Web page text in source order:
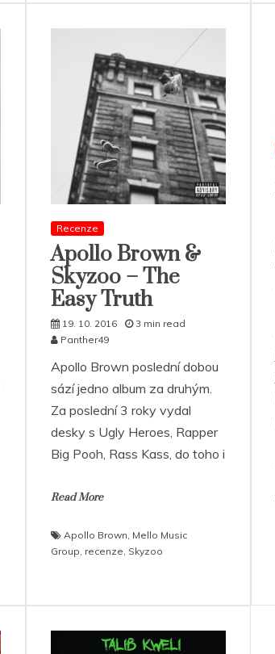
Recenze
Apollo Brown &
Skyzoo – The
Easy Truth
19. 10. 2016
3 min read
Panther49
Apollo Brown poslední dobou
sází jedno album za druhým.
Za poslední 3 roky vydal
desky s Ugly Heroes, Rapper
Big Pooh, Rass Kass, do toho i
Read More
Apollo Brown Mello Music
Group recenze Skyzoo